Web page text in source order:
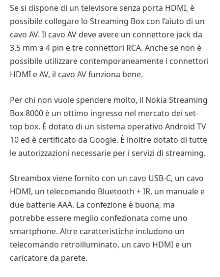
Se si dispone di un televisore senza porta HDMI, è
possibile collegare lo Streaming Box con l’aiuto di un
cavo AV. Il cavo AV deve avere un connettore jack da
3,5 mm a 4 pin e tre connettori RCA. Anche se non è
possibile utilizzare contemporaneamente i connettori
HDMI e AV, il cavo AV funziona bene.
Per chi non vuole spendere molto, il Nokia Streaming
Box 8000 è un ottimo ingresso nel mercato dei set-
top box. È dotato di un sistema operativo Android TV
10 ed è certificato da Google. È inoltre dotato di tutte
le autorizzazioni necessarie per i servizi di streaming.
Streambox viene fornito con un cavo USB-C, un cavo
HDMI, un telecomando Bluetooth + IR, un manuale e
due batterie AAA. La confezione è buona, ma
potrebbe essere meglio confezionata come uno
smartphone. Altre caratteristiche includono un
telecomando retroilluminato, un cavo HDMI e un
caricatore da parete.